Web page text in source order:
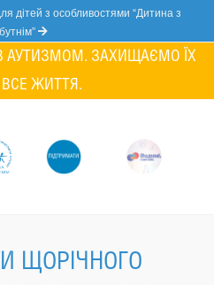
дітей з особливостями “Дитина з
АУТИЗМОМ. ЗАХИЩАЄМО ЇХ
ВСЕ ЖИТТЯ.
ЩОРІЧНОГО